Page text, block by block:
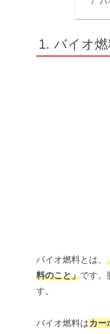
バイオ
バイオ燃料とは、
料のこと」です。
す。
バイオ燃料はカー